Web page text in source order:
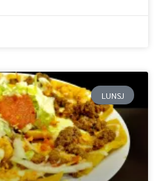
LUNSJ